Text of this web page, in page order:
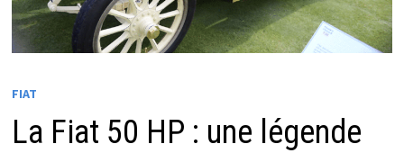
FIAT
La Fiat 50 HP : une légende